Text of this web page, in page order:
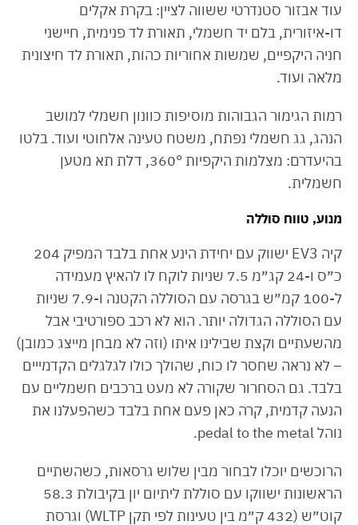
עוד אבזור סטנדרטי ששווה לציין: בקרת אקלים
דו-איזורית, בלם יד חשמלי, תאורת לד פנימית, חיישני
חניה היקפיים, שמשות אחוריות כהות, תאורת לד חיצונית
מלאה ועוד.
רמות הגימור הגבוהות מוסיפות כוונון חשמלי למושב
הנהג, גג חשמלי נפתח, משטח טעינה אלחוטי ועוד. בלטו
בהיעדרם: מצלמות היקפיות 360°, דלת תא מטען
חשמלית.
מנוע, טווח סוללה
קיה EV3 ישווק עם יחידת הינע אחת בלבד המפיק 204
כ״ס ו-24 קג״מ 7.5 שניות לוקח לו להאיץ מעמידה
ל-100 קמ״ש בגרסה עם הסוללה הקטנה ו-7.9 שניות
עם הסוללה הגדולה יותר. הוא לא רכב ספורטיבי אבל
מהשעתיים וקצת שבילינו איתו (וזה לא מבחן מייצג כמובן)
– לא נראה שחסר לו כוח, שהולך כולו לגלגלים הקדמייים
בלבד. גם הסחרור שקורה לא מעט ברכבים חשמליים עם
הנעה קדמית, קרה כאן פעם אחת בלבד כשהפעלנו את
נוהל pedal to the metal.
הרוכשים יוכלו לבחור מבין שלוש גרסאות, כשהשתיים
הראשונות ישווקו עם סוללת ליתיום יון בקיבולת 58.3
קוט״ש (432 ק״מ בין טעינות לפי תקן WLTP) וגרסת